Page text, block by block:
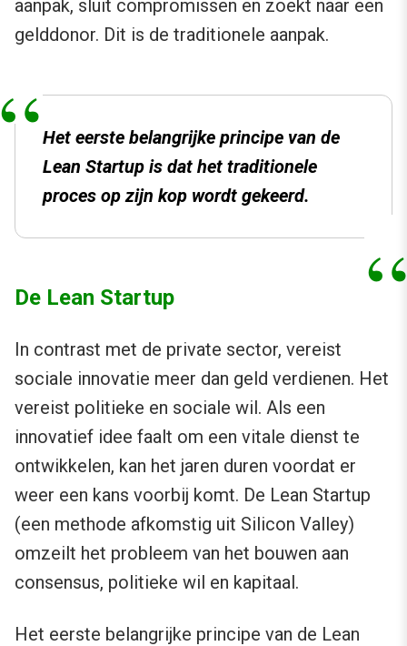
aanpak, sluit compromissen en zoekt naar een
gelddonor. Dit is de traditionele aanpak.
Het eerste belangrijke principe van de
Lean Startup is dat het traditionele
proces op zijn kop wordt gekeerd.
De Lean Startup
In contrast met de private sector, vereist
sociale innovatie meer dan geld verdienen. Het
vereist politieke en sociale wil. Als een
innovatief idee faalt om een vitale dienst te
ontwikkelen, kan het jaren duren voordat er
weer een kans voorbij komt. De Lean Startup
(een methode afkomstig uit Silicon Valley)
omzeilt het probleem van het bouwen aan
consensus, politieke wil en kapitaal.
Het eerste belangrijke principe van de Lean